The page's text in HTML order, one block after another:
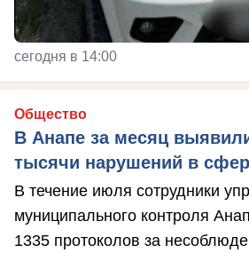
сегодня в 14:00
Общество
В Анапе за месяц
тысячи нарушений в
В течение июля сотрудники
муниципального контроля
1335 протоколов за